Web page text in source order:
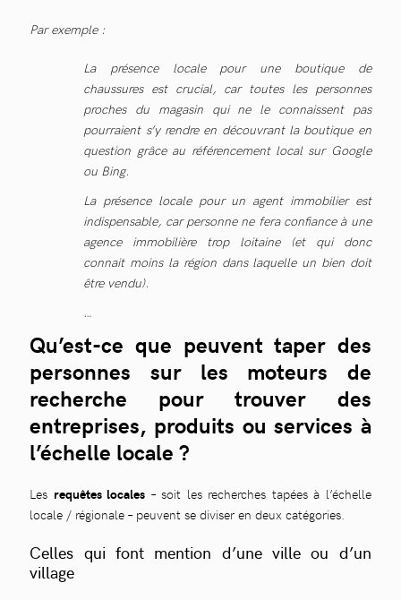
Par exemple :
La présence locale pour une boutique de
chaussures est crucial, car toutes les personnes
proches du magasin qui ne le connaissent pas
pourraient s’y rendre en découvrant la boutique en
question grâce au référencement local sur Google
ou Bing.
La présence locale pour un agent immobilier est
indispensable, car personne ne fera confiance à une
agence immobilière trop loitaine (et qui donc
connait moins la région dans laquelle un bien doit
être vendu).
…
Qu’est-ce que peuvent taper des
personnes sur les moteurs de
recherche pour trouver des
entreprises, produits ou services à
l’échelle locale ?
Les requêtes locales – soit les recherches tapées à l’échelle
locale / régionale – peuvent se diviser en deux catégories.
Celles qui font mention d’une ville ou d’un
village